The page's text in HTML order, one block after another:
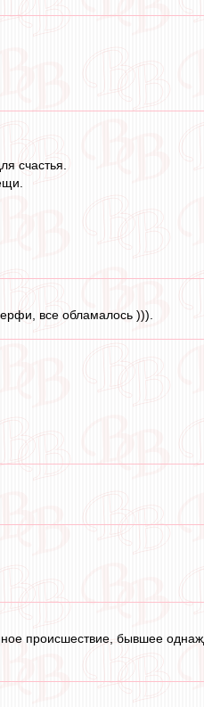
счастья.
все обламалось ))).
происшествие, бывшее